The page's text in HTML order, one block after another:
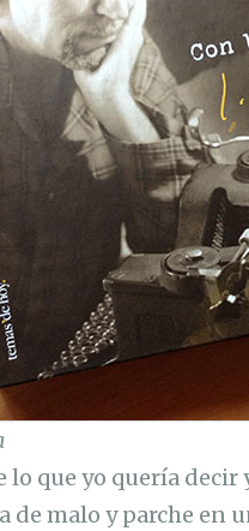
lo que yo quería
de malo y parche en